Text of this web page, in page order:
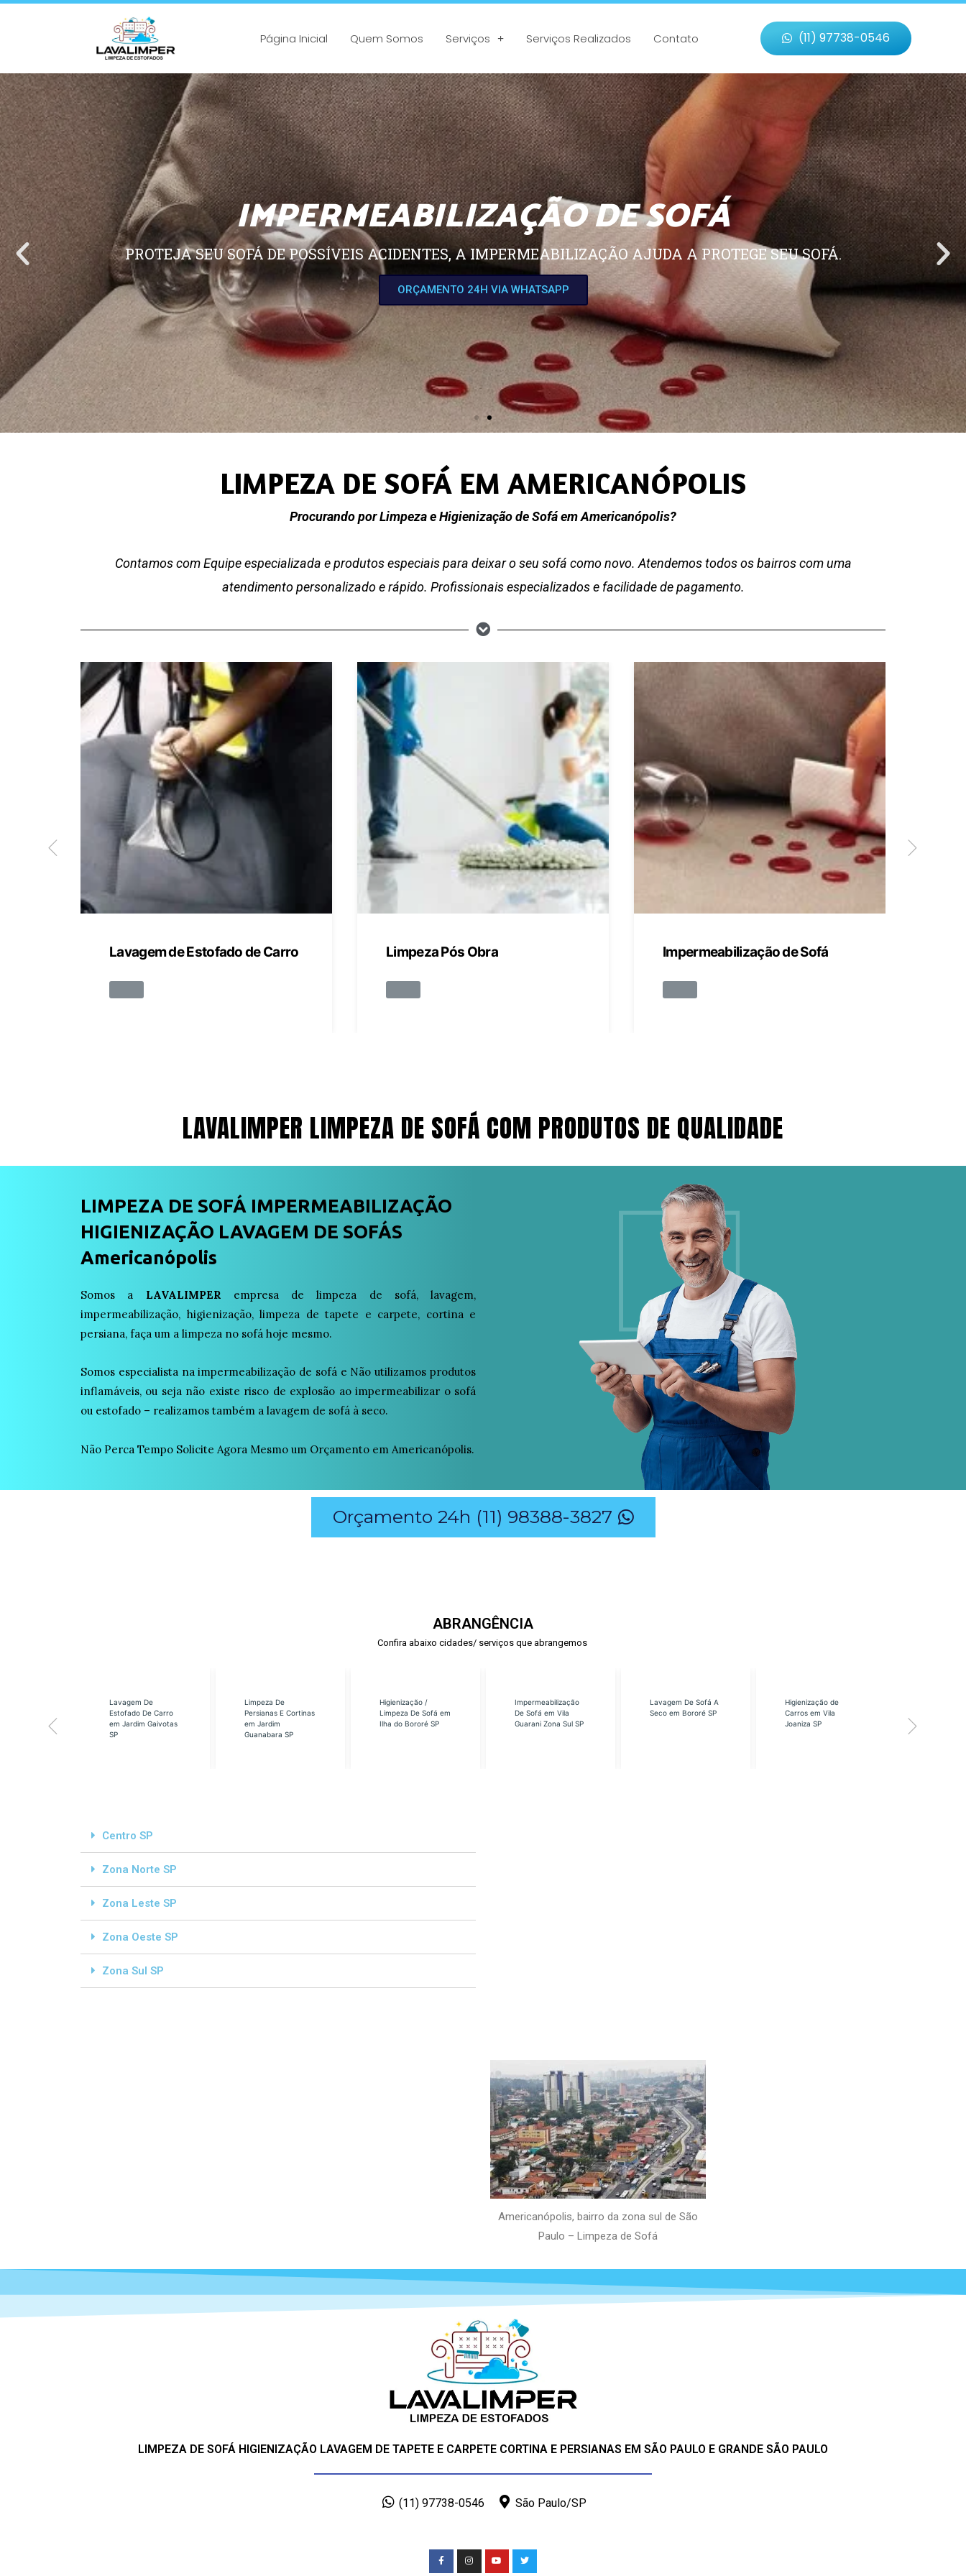
Página Inicial Quem Somos Serviços Serviços Realizados Contato (11) 97738-0546
IMPERMEABILIZAÇÃO DE SOFÁ
PROTEJA SEU SOFÁ DE POSSÍVEIS ACIDENTES, A IMPERMEABILIZAÇÃO AJUDA A PROTEGE SEU SOFÁ.
ORÇAMENTO 24H VIA WHATSAPP
LIMPEZA DE SOFÁ EM AMERICANÓPOLIS
Procurando por Limpeza e Higienização de Sofá em Americanópolis?
Contamos com Equipe especializada e produtos especiais para deixar o seu sofá como novo. Atendemos todos os bairros com uma
atendimento personalizado e rápido. Profissionais especializados e facilidade de pagamento.
Lavagem de Estofado de Carro Limpeza Pós Obra Impermeabilização de Sofá
LAVALIMPER LIMPEZA DE SOFÁ COM PRODUTOS DE QUALIDADE
LIMPEZA DE SOFÁ IMPERMEABILIZAÇÃO
HIGIENIZAÇÃO LAVAGEM DE SOFÁS
Americanópolis
Somos a LAVALIMPER empresa de limpeza de sofá, lavagem,
impermeabilização, higienização, limpeza de tapete e carpete, cortina e
persiana, faça um a limpeza no sofá hoje mesmo.
Somos especialista na impermeabilização de sofá e Não utilizamos produtos
inflamáveis, ou seja não existe risco de explosão ao impermeabilizar o sofá
ou estofado – realizamos também a lavagem de sofá à seco.
Não Perca Tempo Solicite Agora Mesmo um Orçamento em Americanópolis.
Orçamento 24h (11) 98388-3827
ABRANGÊNCIA
Confira abaixo cidades/ serviços que abrangemos
Lavagem De
Estofado De Carro
em Jardim Gaivotas
SP
Limpeza De
Persianas E Cortinas
em Jardim
Guanabara SP
Higienização /
Limpeza De Sofá em
Ilha do Bororé SP
Impermeabilização
De Sofá em Vila
Guarani Zona Sul SP
Lavagem De Sofá A
Seco em Bororé SP
Higienização de
Carros em Vila
Joaniza SP
Centro SP
Zona Norte SP
Zona Leste SP
Zona Oeste SP
Zona Sul SP
Americanópolis, bairro da zona sul de São
Paulo – Limpeza de Sofá
LIMPEZA DE SOFÁ HIGIENIZAÇÃO LAVAGEM DE TAPETE E CARPETE CORTINA E PERSIANAS EM SÃO PAULO E GRANDE SÃO PAULO
(11) 97738-0546 São Paulo/SP